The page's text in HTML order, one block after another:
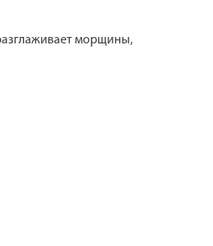
морщины,